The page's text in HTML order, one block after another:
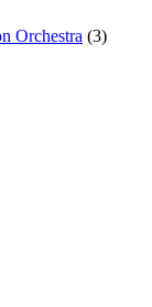
Orchestra (3)